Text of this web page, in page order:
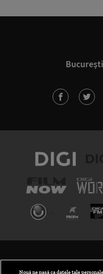
Nouă ne pasă ca datele tale